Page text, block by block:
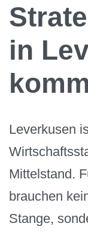
in
Leverkusen
Mittelstand.
brauchen
Stange,